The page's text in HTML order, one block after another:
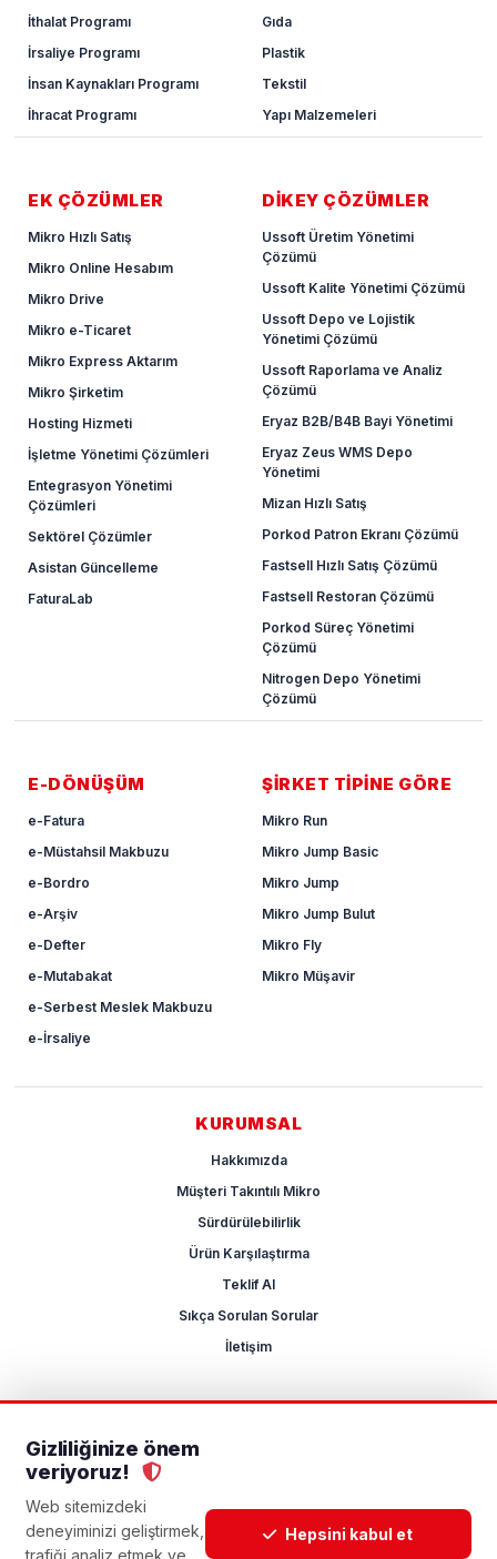
Gizliliğinize önem
veriyoruz!
Web sitemizdeki
deneyiminizi geliştirmek,
trafiği analiz etmek ve
Hepsini kabul et
İthalat Programı
İrsaliye Programı
İnsan Kaynakları Programı
İhracat Programı
Gıda
Plastik
Tekstil
Yapı Malzemeleri
EK ÇÖZÜMLER
Mikro Hızlı Satış
Mikro Online Hesabım
Mikro Drive
Mikro e-Ticaret
Mikro Express Aktarım
Mikro Şirketim
Hosting Hizmeti
İşletme Yönetimi Çözümleri
Entegrasyon Yönetimi
Çözümleri
Sektörel Çözümler
Asistan Güncelleme
FaturaLab
DİKEY ÇÖZÜMLER
Ussoft Üretim Yönetimi
Çözümü
Ussoft Kalite Yönetimi Çözümü
Ussoft Depo ve Lojistik
Yönetimi Çözümü
Ussoft Raporlama ve Analiz
Çözümü
Eryaz B2B/B4B Bayi Yönetimi
Eryaz Zeus WMS Depo
Yönetimi
Mizan Hızlı Satış
Porkod Patron Ekranı Çözümü
Fastsell Hızlı Satış Çözümü
Fastsell Restoran Çözümü
Porkod Süreç Yönetimi
Çözümü
Nitrogen Depo Yönetimi
Çözümü
E-DÖNÜŞÜM
e-Fatura
e-Müstahsil Makbuzu
e-Bordro
e-Arşiv
e-Defter
e-Mutabakat
e-Serbest Meslek Makbuzu
e-İrsaliye
ŞİRKET TİPİNE GÖRE
Mikro Run
Mikro Jump Basic
Mikro Jump
Mikro Jump Bulut
Mikro Fly
Mikro Müşavir
KURUMSAL
Hakkımızda
Müşteri Takıntılı Mikro
Sürdürülebilirlik
Ürün Karşılaştırma
Teklif Al
Sıkça Sorulan Sorular
İletişim
KVKKGizlilik Politikası